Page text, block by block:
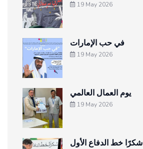
19 May 2026
في حب الإمارات
19 May 2026
يوم العمال العالمي
19 May 2026
شكرًا خط الدفاع الأول